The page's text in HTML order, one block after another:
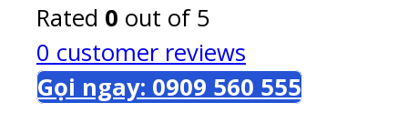
Rated 0 out of 5
0 customer reviews
Gọi ngay: 0909 560 555